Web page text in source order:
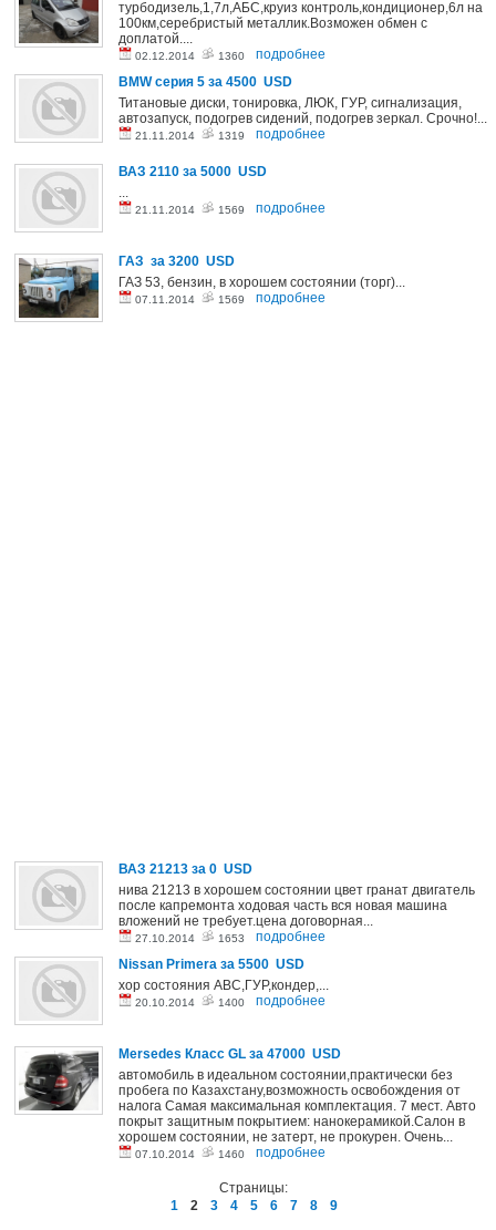
турбодизель,1,7л,АБС,круиз контроль,кондиционер,6л на
100км,серебристый металлик.Возможен обмен с
доплатой....
02.12.2014 1360
подробнее
BMW серия 5 за 4500 USD
Титановые диски, тонировка, ЛЮК, ГУР, сигнализация,
автозапуск, подогрев сидений, подогрев зеркал. Срочно!...
21.11.2014 1319 подробнее
ВАЗ 2110 за 5000 USD
21.11.2014 1569 подробнее
ГАЗ за 3200 USD
ГАЗ 53, бензин, в хорошем состоянии (торг)...
07.11.2014 1569 подробнее
ВАЗ 21213 за 0 USD
нива 21213 в хорошем состоянии цвет гранат двигатель
после капремонта ходовая часть вся новая машина
вложений не требует.цена договорная...
27.10.2014 1653
подробнее
Nissan Primera за 5500 USD
хор состояния АВС,ГУР,кондер,...
20.10.2014 1400 подробнее
Mersedes Класс GL за 47000 USD
автомобиль в идеальном состоянии,практически без
пробега по Казахстану,возможность освобождения от
налога Самая максимальная комплектация. 7 мест. Авто
покрыт защитным покрытием: нанокерамикой.Салон в
хорошем состоянии, не затерт, не прокурен. Очень...
07.10.2014 1460 подробнее
Страницы:
1
2 3 4 5 6 7 8 9